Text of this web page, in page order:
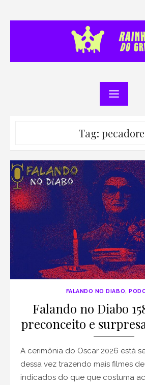
Tag:
FALANDO NO DIABO,
Falando no Diabo
preconceito e
A cerimônia do Oscar 2026 está
dessa vez trazendo mais filmes
indicados do que que costuma